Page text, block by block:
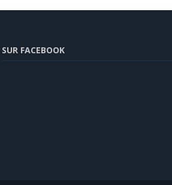
SUR FACEBOOK